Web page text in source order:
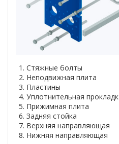
Стяжные болты
Неподвижная плита
Пластины
Уплотнительная
Прижимная плита
Задняя стойка
Верхняя направляющая
Нижняя направляющая